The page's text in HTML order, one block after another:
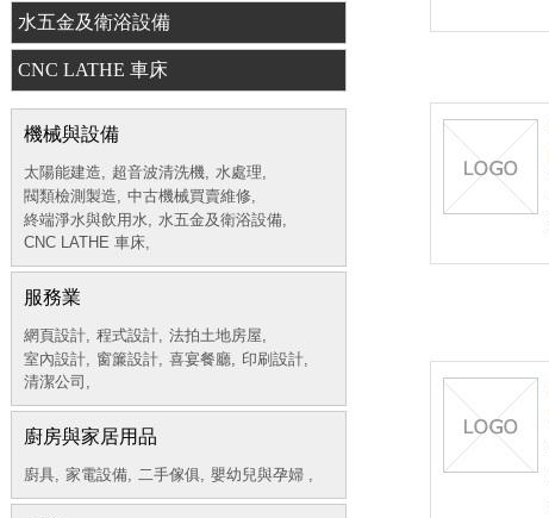
水五金及衛浴設備
CNC LATHE 車床
機械與設備
太陽能建造, 超音波清洗機, 水處理,
閥類檢測製造, 中古機械買賣維修,
終端淨水與飲用水, 水五金及衛浴設備,
CNC LATHE 車床,
服務業
網頁設計, 程式設計, 法拍土地房屋,
室內設計, 窗簾設計, 喜宴餐廳, 印刷設計,
清潔公司,
廚房與家居用品
廚具, 家電設備, 二手傢俱, 嬰幼兒與孕婦 ,